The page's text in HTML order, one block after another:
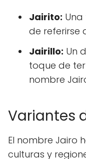
Jairito:
de referirse
Jairillo: Un
toque de
nombre
Variantes
El nombre Jairo
culturas y